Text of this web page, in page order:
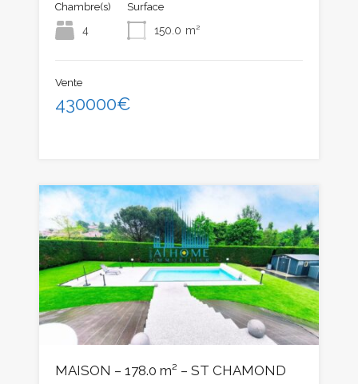
Chambre(s)
4
Surface
150.0 m²
Vente
430000€
MAISON – 178.0 m² – ST CHAMOND